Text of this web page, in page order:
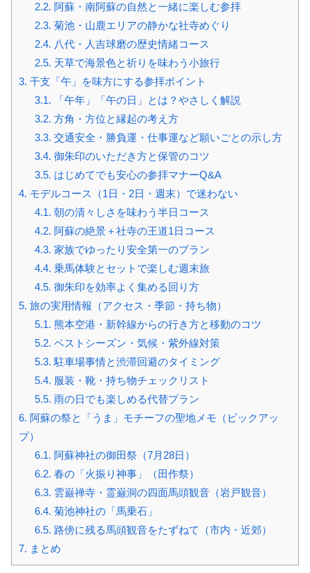
2.2. 阿蘇・南阿蘇の自然と一緒に楽しむ参拝
2.3. 菊池・山鹿エリアの静かな社寺めぐり
2.4. 八代・人吉球磨の歴史情緒コース
2.5. 天草で海景色と祈りを味わう小旅行
3. 干支「午」を味方にする参拝ポイント
3.1. 「午年」「午の日」とは？やさしく解説
3.2. 方角・方位と縁起の考え方
3.3. 交通安全・勝負運・仕事運など願いごとの示し方
3.4. 御朱印のいただき方と保管のコツ
3.5. はじめてでも安心の参拝マナーQ&A
4. モデルコース（1日・2日・週末）で迷わない
4.1. 朝の清々しさを味わう半日コース
4.2. 阿蘇の絶景＋社寺の王道1日コース
4.3. 家族でゆったり安全第一のプラン
4.4. 乗馬体験とセットで楽しむ週末旅
4.5. 御朱印を効率よく集める回り方
5. 旅の実用情報（アクセス・季節・持ち物）
5.1. 熊本空港・新幹線からの行き方と移動のコツ
5.2. ベストシーズン・気候・紫外線対策
5.3. 駐車場事情と渋滞回避のタイミング
5.4. 服装・靴・持ち物チェックリスト
5.5. 雨の日でも楽しめる代替プラン
6. 阿蘇の祭と「うま」モチーフの聖地メモ（ピックアッ
プ）
6.1. 阿蘇神社の御田祭（7月28日）
6.2. 春の「火振り神事」（田作祭）
6.3. 雲巌禅寺・霊巌洞の四面馬頭観音（岩戸観音）
6.4. 菊池神社の「馬乗石」
6.5. 路傍に残る馬頭観音をたずねて（市内・近郊）
7. まとめ